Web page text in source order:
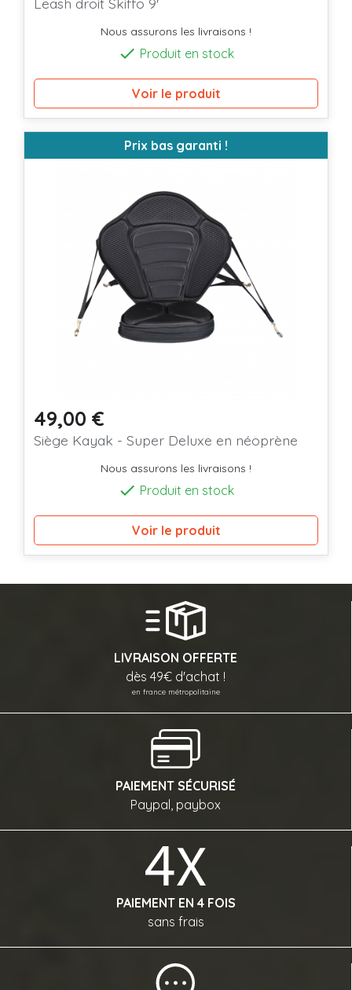
Nous assurons les livraisons !
 Produit en stock
Voir le produit
Prix bas garanti !
Prix
49,00 €
Siège Kayak - Super Deluxe en néoprène
Nous assurons les livraisons !
 Produit en stock
Voir le produit
LIVRAISON OFFERTE
dès 49€ d'achat !
en france métropolitaine
PAIEMENT SÉCURISÉ
Paypal, paybox
PAIEMENT EN 4 FOIS
sans frais